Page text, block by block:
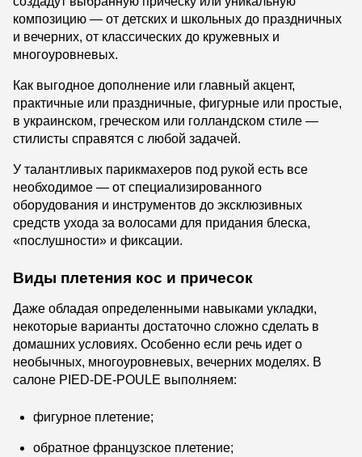
композицию — от детских и школьных до праздничных
и вечерних, от классических до кружевных и
многоуровневых.
Как выгодное дополнение или главный акцент,
практичные или праздничные, фигурные или простые,
в украинском, греческом или голландском стиле —
стилисты справятся с любой задачей.
У талантливых парикмахеров под рукой есть все
необходимое — от специализированного
оборудования и инструментов до эксклюзивных
средств ухода за волосами для придания блеска,
«послушности» и фиксации.
Виды плетения кос и причесок
Даже обладая определенными навыками укладки,
некоторые варианты достаточно сложно сделать в
домашних условиях. Особенно если речь идет о
необычных, многоуровневых, вечерних моделях. В
салоне PIED-DE-POULE выполняем:
фигурное плетение;
обратное французское плетение;